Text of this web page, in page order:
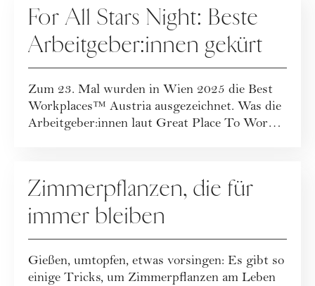
For All Stars Night: Beste
Arbeitgeber:innen gekürt
Zum 23. Mal wurden in Wien 2025 die Best
Workplaces™ Austria ausgezeichnet. Was die
Arbeitgeber:innen laut Great Place To Work
Zimmerpflanzen, die für
immer bleiben
Gießen, umtopfen, etwas vorsingen: Es gibt so
einige Tricks, um Zimmerpflanzen am Leben